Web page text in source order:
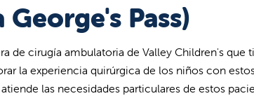
Pass)
de cirugía ambulatoria de Valley Children's que
la experiencia quirúrgica de los niños con
las necesidades particulares de estos